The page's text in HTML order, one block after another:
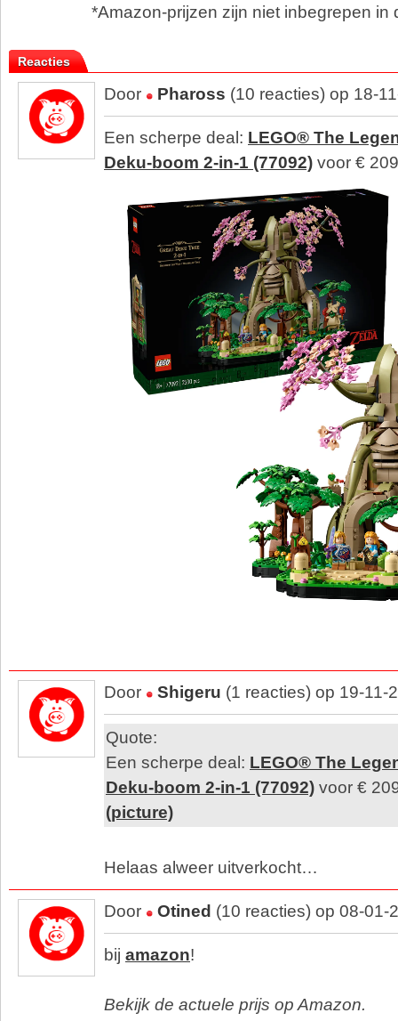
*Amazon-prijzen zijn niet inbegrepen in
Reacties
Door Phaross (10 reacties) op 18-
Een scherpe deal: LEGO® The
Deku-boom 2-in-1 (77092) voor €
Door Shigeru (1 reacties) op 19-11-
Quote:
Een scherpe deal: LEGO® The
Deku-boom 2-in-1 (77092) voor €
(picture)
Helaas alweer uitverkocht…
Door Otined (10 reacties) op 08-01-
bij amazon!
Bekijk de actuele prijs op Amazon.